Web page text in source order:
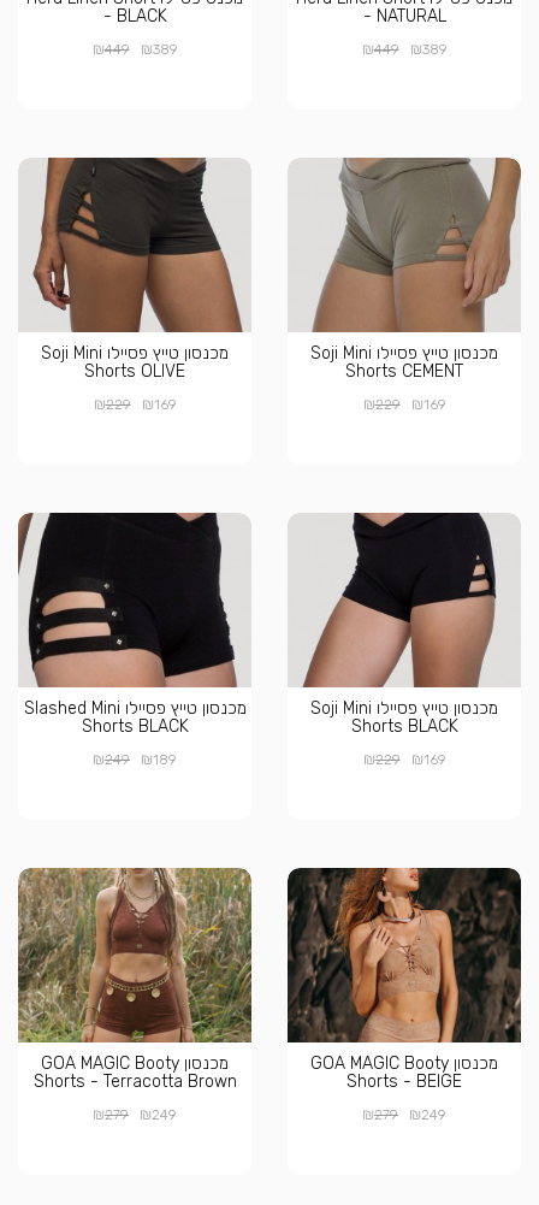
- NATURAL
₪389
₪449
- BLACK
₪389
₪449
מכנסון טייץ פסיילו Soji Mini
Shorts CEMENT
₪169
₪229
מכנסון טייץ פסיילו Soji Mini
Shorts OLIVE
₪169
₪229
מכנסון טייץ פסיילו Soji Mini
Shorts BLACK
₪169
₪229
מכנסון טייץ פסיילו Slashed Mini
Shorts BLACK
₪189
₪249
מכנסון GOA MAGIC Booty
Shorts - BEIGE
₪249
₪279
מכנסון GOA MAGIC Booty
Shorts - Terracotta Brown
₪249
₪279